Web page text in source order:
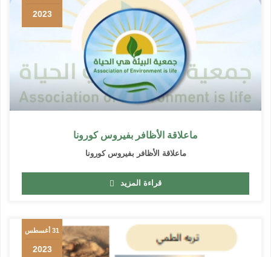
2023
ماعلاقة الأظافر بفيروس كورونا
ماعلاقة الأظافر بفيروس كورونا
قراءة المزيد
31 أغسطس
2023